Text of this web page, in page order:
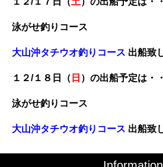
泳がせ釣りコース
大山沖タチウオ釣りコース 出船致
１２/１８ 日（ 日 ）の出船予定は・
泳がせ釣りコース
大山沖タチウオ釣りコース 出船致